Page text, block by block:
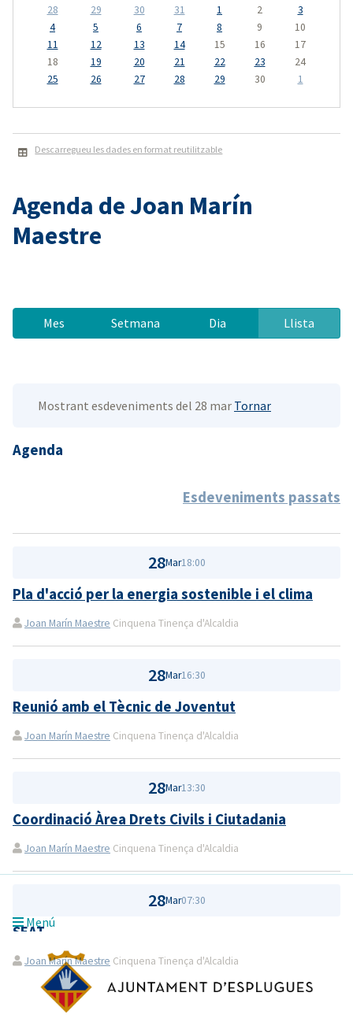
28
29 30 31 1 2
3
4
5 6 7 8 9
10
11
12 13 14 15 16
17
18
19 20 21 22 23
24
25
26 27 28 29 30 1
Descarregueu les dades en format reutilitzable
Agenda de Joan Marín
Maestre
Mes Setmana Dia Llista
Mostrant esdeveniments del 28 mar Tornar
Agenda
Esdeveniments passats
28Mar18:00
Pla d'acció per la energia sostenible i el clima
Joan Marín Maestre Cinquena Tinença d'Alcaldia
28Mar16:30
Reunió amb el Tècnic de Joventut
Joan Marín Maestre Cinquena Tinença d'Alcaldia
28Mar13:30
Coordinació Àrea Drets Civils i Ciutadania
Joan Marín Maestre Cinquena Tinença d'Alcaldia
28Mar07:30
SEAT
Joan Marín Maestre Cinquena Tinença d'Alcaldia
Menú